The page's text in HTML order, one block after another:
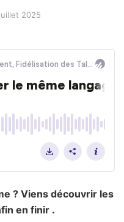
2025
? Viens découvrir les
en finir .